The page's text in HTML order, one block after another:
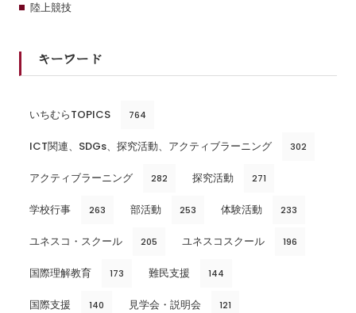
陸上競技
キーワード
いちむらTOPICS 764
ICT関連、SDGs、探究活動、アクティブラーニング 302
アクティブラーニング 282 探究活動 271
学校行事 263 部活動 253 体験活動 233
ユネスコ・スクール 205 ユネスコスクール 196
国際理解教育 173 難民支援 144
国際支援 140 見学会・説明会 121